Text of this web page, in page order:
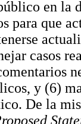
en la
para que
casos
y (6)
De la